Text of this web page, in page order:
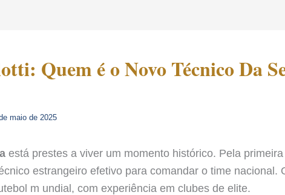
Quem é o Novo Técnico Da
maio de 2025
está prestes a viver um momento histórico. Pela
estrangeiro efetivo para comandar o time nacional.
m undial, com experiência em clubes de elite.